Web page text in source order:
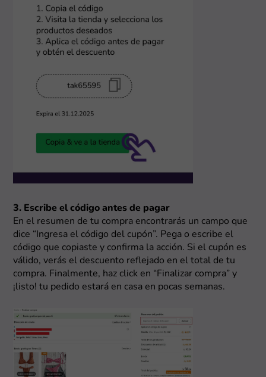
3. Escribe el código antes de pagar
En el resumen de tu compra encontrarás un campo que
dice “Ingresa el código del cupón”. Pega o escribe el
código que copiaste y confirma la acción. Si el cupón es
válido, verás el descuento reflejado en el total de tu
compra. Finalmente, haz click en “Finalizar compra” y
¡listo! tu pedido estará en casa en pocas semanas.